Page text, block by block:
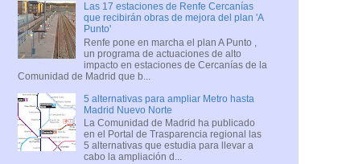
Las 17 estaciones de Renfe Cercanías
que recibirán obras de mejora del plan 'A
Punto'
Renfe pone en marcha el plan A Punto ,
un programa de actuaciones de alto
impacto en estaciones de Cercanías de la
Comunidad de Madrid que b...
5 alternativas para ampliar Metro hasta
Madrid Nuevo Norte
La Comunidad de Madrid ha publicado
en el Portal de Trasparencia regional las
5 alternativas que estudia para llevar a
cabo la ampliación d...